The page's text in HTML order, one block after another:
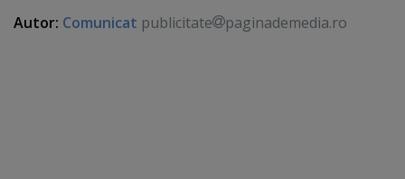
Autor: Comunicat publicitate paginademedia.ro